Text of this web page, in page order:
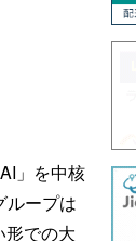
」を中核
ループは
形での大